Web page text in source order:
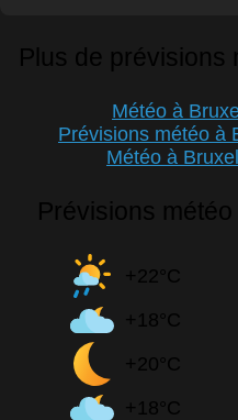
Plus de prévisions
Météo à
Prévisions météo à
Météo à
Prévisions
+22°C
+18°C
+20°C
+18°C